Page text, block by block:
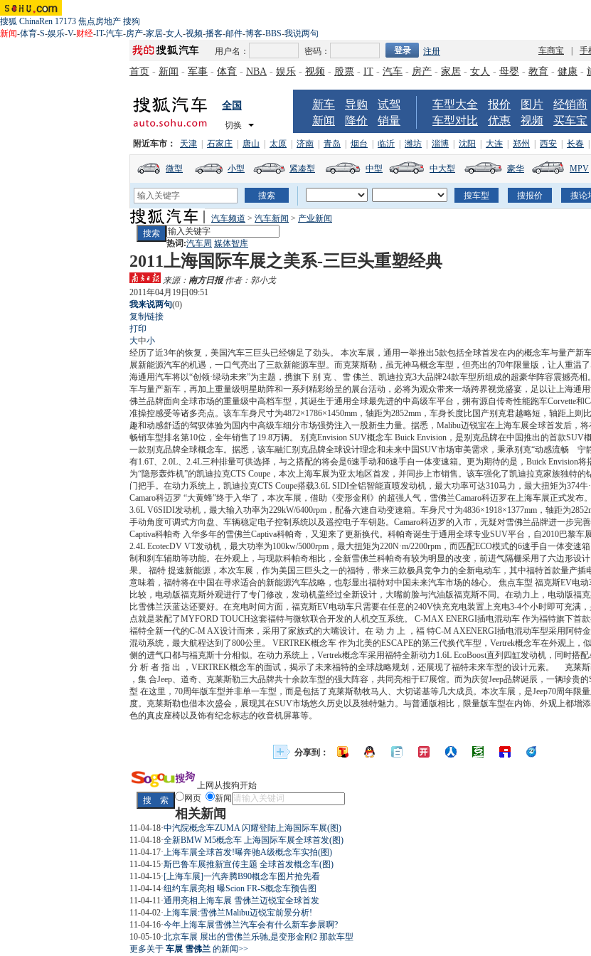
搜狐 ChinaRen 17173 焦点房地产 搜狗
新闻-体育-S-娱乐-V-财经-IT-汽车-房产-家居-女人-视频-播客-邮件-博客-BBS-我说两句
用户名：
密码： 注册 车商宝 手
首页 - 新闻 - 军事 - 体育 - NBA - 娱乐 - 视频 - 股票 - IT - 汽车 - 房产 - 家居 - 女人 - 母婴 - 教育 - 健康 -
全国
切换
新车 导购
试驾
新闻
降价 销量
车型大全 报价 图片 经销商
车型对比
优惠 视频 买车宝
附近车市： 天津 石家庄 唐山 太原 济南 青岛 烟台 临沂 潍坊 淄博 沈阳 大连 郑州 西安 长春
微型 小型 紧凑型 中型 中大型 豪华 MPV
汽车频道 > 汽车新闻 > 产业新闻
热词:汽车周 媒体智库
2011上海国际车展之美系-三巨头重塑经典
来源： 南方日报作者：郭小戈
2011年04月19日09:51
我来说两句(0)
复制链接
打印
大中小
经历了近3年的恢复，美国汽车三巨头已经铆足了劲头。 本次车展，通用一举推出5款包括全球首发在内的概念车与量产
展新能源汽车的机遇，一口气亮出了三款新能源车型。而克莱斯勒，虽无神马概念车型，但亮出的70年限量版，让人重温
海通用汽车将以“创领·绿动未来”为主题，携旗下 别 克 、雪 佛兰、凯迪拉克3大品牌24款车型所组成的超豪华阵容震撼亮
车与量产新车，再加上重量级明星助阵和一系列精彩纷呈的展台活动，必将为观众带来一场跨界视觉盛宴，足以让上海通
佛兰品牌面向全球市场的重量级中高档车型，其诞生于通用全球最先进的中高级车平台，拥有源自传奇性能跑车Corvette和
准操控感受等诸多亮点。该车车身尺寸为4872×1786×1450mm，轴距为2852mm，车身长度比国产别克君越略短，轴距上
趣和动感舒适的驾驭体验为国内中高级车细分市场强势注入一股新生力量。据悉，Malibu迈锐宝在上海车展全球首发后，
畅销车型排名第10位，全年销售了19.8万辆。 别克Envision SUV概念车 Buick Envision，是别克品牌在中国推出的首款
一款别克品牌全球概念车。据悉，该车融汇别克品牌全球设计理念和未来中国SUV市场审美需求，秉承别克“动感流畅 宁
有1.6T、2.0L、2.4L三种排量可供选择，与之搭配的将会是6速手动和6速手自一体变速箱。更为期待的是，Buick Envision
为“隐形轰炸机”的凯迪拉克CTS Coupe，本次上海车展为亚太地区首发，并同步上市销售。该车强化了凯迪拉克家族独特
门把手。在动力系统上，凯迪拉克CTS Coupe搭载3.6L SIDI全铝智能直喷发动机，最大功率可达310马力，最大扭矩为374
Camaro科迈罗 “大黄蜂”终于入华了，本次车展，借助《变形金刚》的超强人气，雪佛兰Camaro科迈罗在上海车展正式发
3.6L V6SIDI发动机，最大输入功率为229kW/6400rpm，配备六速自动变速箱。车身尺寸为4836×1918×1377mm，轴距为
手动角度可调式方向盘、车辆稳定电子控制系统以及遥控电子车钥匙。Camaro科迈罗的入市，无疑对雪佛兰品牌进一步完
Captiva科帕奇 入华多年的雪佛兰Captiva科帕奇，又迎来了更新换代。科帕奇诞生于通用全球专业SUV平台，自2010巴黎
2.4L EcotecDV VT发动机，最大功率为100kw/5000rpm，最大扭矩为220N·m/2200rpm，而匹配ECO模式的6速手自一体变
制和刹车辅助等功能。在外观上，与现款科帕奇相比，全新雪佛兰科帕奇有较为明显的改变，前进气隔栅采用了六边形设
果。 福特 提速新能源，本次车展，作为美国三巨头之一的福特，带来三款极具竞争力的全新电动车，其中福特首款量产
意味着，福特将在中国在寻求适合的新能源汽车战略，也彰显出福特对中国未来汽车市场的雄心。 焦点车型 福克斯EV电
比较，电动版福克斯外观进行了专门修改，发动机盖经过全新设计，大嘴前脸与汽油版福克斯不同。在动力上，电动版福
比雪佛兰沃蓝达还要好。在充电时间方面，福克斯EV电动车只需要在任意的240V快充充电装置上充电3-4个小时即可充满
点就是装配了MYFORD TOUCH这套福特与微软联合开发的人机交互系统。 C-MAX ENERGI插电混动车 作为福特旗下首
福特全新一代的C-M AX设计而来，采用了家族式的大嘴设计。在 动 力 上 ，福 特C-M AXENERGI插电混动车型采用阿特
混动系统，最大航程达到了800公里。 VERTREK概念车 作为北美的ESCAPE的第三代换代车型，Vertrek概念车在外观上，
侧的进气口都与福克斯十分相似。在动力系统上，Vertrek概念车采用福特全新动力1.6L EcoBoost直列四缸发动机，同时搭
分 析 者 指 出 ，VERTREK概念车的面试，揭示了未来福特的全球战略规划，还展现了福特未来车型的设计元素。 克
，集 合Jeep、道奇、克莱斯勒三大品牌共十余款车型的强大阵容，共同亮相于E7展馆。而为庆贺Jeep品牌诞辰，一辆珍
型 在这里，70周年版车型并非单一车型，而是包括了克莱斯勒牧马人、大切诺基等几大成员。本次车展，是Jeep70周年限
度。克莱斯勒也借本次盛会，展现其在SUV市场悠久历史以及独特魅力。与普通版相比，限量版车型在内饰、外观上都增
色的真皮座椅以及饰有纪念标志的收音机屏幕等。
分享到：
上网从搜狗开始
网页
新闻
相关新闻
11-04-18·中汽院概念车ZUMA 闪耀登陆上海国际车展(图)
11-04-18·全新BMW M5概念车 上海国际车展全球首发(图)
11-04-17· 上海车展全球首发!曝奔驰A级概念车实拍(图)
11-04-15·斯巴鲁车展推新宣传主题 全球首发概念车(图)
11-04-15·[上海车展]一汽奔腾B90概念车图片抢先看
11-04-14·纽约车展亮相 曝Scion FR-S概念车预告图
11-04-11 ·通用亮相上海车展 雪佛兰迈锐宝全球首发
11-04-02· 上海车展:雪佛兰Malibu迈锐宝前景分析!
11-04-16·今年上海车展雪佛兰汽车会有什么新车参展啊?
10-05-10·北京车展 展出的雪佛兰乐驰,是变形金刚2 那款车型
更多关于 车展 雪佛兰 的新闻>>